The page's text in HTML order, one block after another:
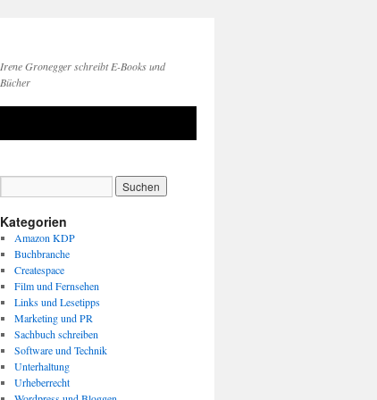
Irene Gronegger schreibt E-Books und
Bücher
Kategorien
Amazon KDP
Buchbranche
Createspace
Film und Fernsehen
Links und Lesetipps
Marketing und PR
Sachbuch schreiben
Software und Technik
Unterhaltung
Urheberrecht